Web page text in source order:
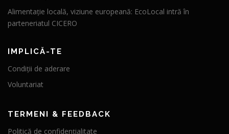
Alimentație locală, viziune europeană: EcoLocal intră în
parteneriatul CICERO
IMPLICĂ-TE
Condiții de aderare
Voluntariat
TERMENI & FEEDBACK
Politică de confidențialitate